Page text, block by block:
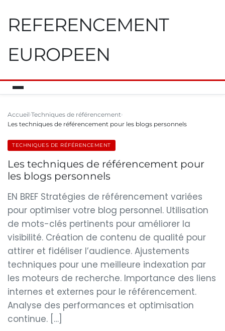
REFERENCEMENT
EUROPEEN
Accueil Techniques de référencement
Les techniques de référencement pour les blogs personnels
TECHNIQUES DE RÉFÉRENCEMENT
Les techniques de référencement pour
les blogs personnels
EN BREF Stratégies de référencement variées
pour optimiser votre blog personnel. Utilisation
de mots-clés pertinents pour améliorer la
visibilité. Création de contenu de qualité pour
attirer et fidéliser l’audience. Ajustements
techniques pour une meilleure indexation par
les moteurs de recherche. Importance des liens
internes et externes pour le référencement.
Analyse des performances et optimisation
continue. […]